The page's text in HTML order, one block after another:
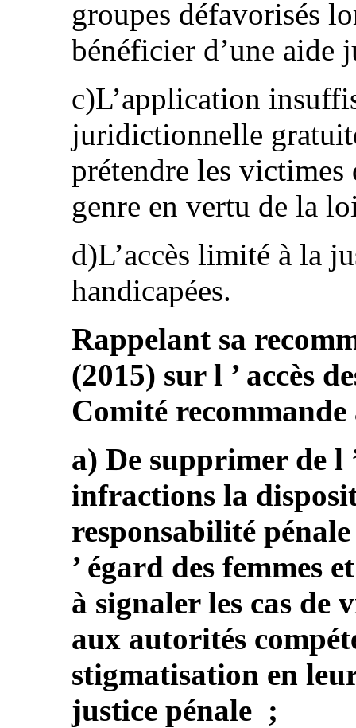
groupes défavorisés
bénéficier d’une
c)L’application
juridictionnelle
prétendre les
genre en vertu de la
d)L’accès limité à la
handicapées.
Rappelant sa
(2015) sur l ’ accès
Comité
a) De supprimer de l
infractions la
responsabilité
’ égard des femmes
à signaler les cas de
aux autorités
stigmatisation en
justice pénale ;